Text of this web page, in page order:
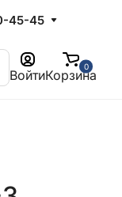
45-45
Войти
0
Корзина